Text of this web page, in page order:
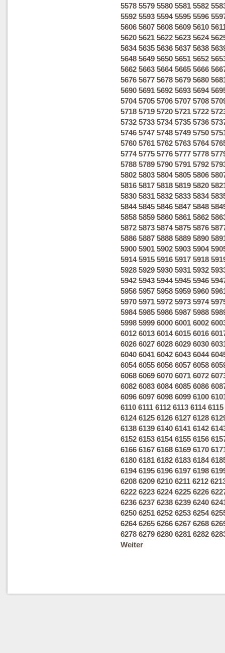
5578 5579 5580 5581 5582
5592 5593 5594 5595 5596
5606 5607 5608 5609 5610
5620 5621 5622 5623 5624
5634 5635 5636 5637 5638
5648 5649 5650 5651 5652
5662 5663 5664 5665 5666
5676 5677 5678 5679 5680
5690 5691 5692 5693 5694
5704 5705 5706 5707 5708
5718 5719 5720 5721 5722
5732 5733 5734 5735 5736
5746 5747 5748 5749 5750
5760 5761 5762 5763 5764
5774 5775 5776 5777 5778
5788 5789 5790 5791 5792
5802 5803 5804 5805 5806
5816 5817 5818 5819 5820
5830 5831 5832 5833 5834
5844 5845 5846 5847 5848
5858 5859 5860 5861 5862
5872 5873 5874 5875 5876
5886 5887 5888 5889 5890
5900 5901 5902 5903 5904
5914 5915 5916 5917 5918
5928 5929 5930 5931 5932
5942 5943 5944 5945 5946
5956 5957 5958 5959 5960
5970 5971 5972 5973 5974
5984 5985 5986 5987 5988
5998 5999 6000 6001 6002
6012 6013 6014 6015 6016
6026 6027 6028 6029 6030
6040 6041 6042 6043 6044
6054 6055 6056 6057 6058
6068 6069 6070 6071 6072
6082 6083 6084 6085 6086
6096 6097 6098 6099 6100
6110 6111 6112 6113 6114 6115
6124 6125 6126 6127 6128
6138 6139 6140 6141 6142
6152 6153 6154 6155 6156
6166 6167 6168 6169 6170
6180 6181 6182 6183 6184
6194 6195 6196 6197 6198
6208 6209 6210 6211 6212
6222 6223 6224 6225 6226
6236 6237 6238 6239 6240
6250 6251 6252 6253 6254
6264 6265 6266 6267 6268
6278 6279 6280 6281 6282
Weiter